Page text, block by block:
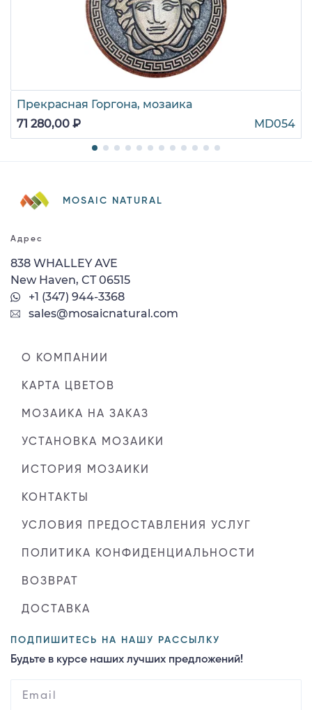
Прекрасная Горгона, мозаика
71 280,00 ₽
MD054
MOSAIC NATURAL
Адрес
838 WHALLEY AVE
New Haven, CT 06515
+1 (347) 944-3368
sales@mosaicnatural.com
О КОМПАНИИ
КАРТА ЦВЕТОВ
МОЗАИКА НА ЗАКАЗ
УСТАНОВКА МОЗАИКИ
ИСТОРИЯ МОЗАИКИ
КОНТАКТЫ
УСЛОВИЯ ПРЕДОСТАВЛЕНИЯ УСЛУГ
ПОЛИТИКА КОНФИДЕНЦИАЛЬНОСТИ
ВОЗВРАТ
ДОСТАВКА
ПОДПИШИТЕСЬ НА НАШУ РАССЫЛКУ
Будьте в курсе наших лучших предложений!